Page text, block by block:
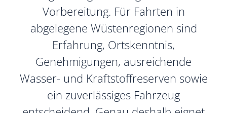
Vorbereitung. Für Fahrten in
abgelegene Wüstenregionen sind
Erfahrung, Ortskenntnis,
Genehmigungen, ausreichende
Wasser- und Kraftstoffreserven sowie
ein zuverlässiges Fahrzeug